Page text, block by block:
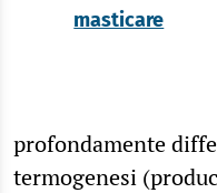
masticare
profondamente
termogenesi